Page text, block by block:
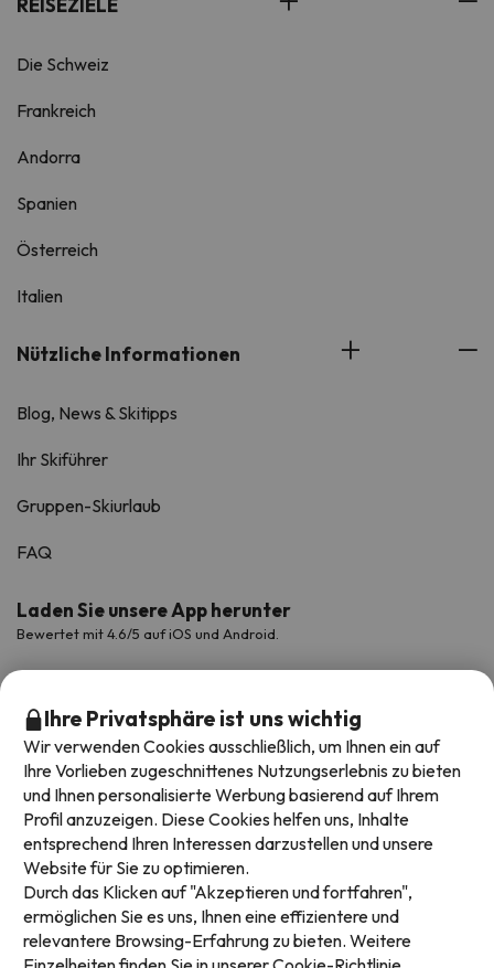
REISEZIELE
Die Schweiz
Frankreich
Andorra
Spanien
Österreich
Italien
Nützliche Informationen
Blog, News & Skitipps
Ihr Skiführer
Gruppen-Skiurlaub
FAQ
Laden Sie unsere App herunter
Bewertet mit 4.6/5 auf iOS und Android.
Verfügbare Zahlungsarten
Ihre Privatsphäre ist uns wichtig
Wir verwenden Cookies ausschließlich, um Ihnen ein auf
Ihre Vorlieben zugeschnittenes Nutzungserlebnis zu bieten
und Ihnen personalisierte Werbung basierend auf Ihrem
Profil anzuzeigen. Diese Cookies helfen uns, Inhalte
entsprechend Ihren Interessen darzustellen und unsere
Website für Sie zu optimieren.
Durch das Klicken auf "Akzeptieren und fortfahren",
ermöglichen Sie es uns, Ihnen eine effizientere und
relevantere Browsing-Erfahrung zu bieten. Weitere